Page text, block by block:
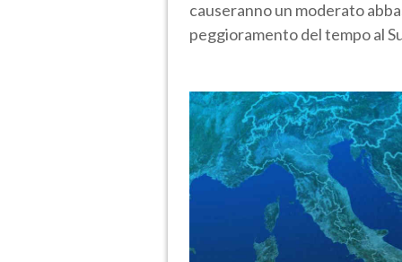
causeranno un moderato
peggioramento del tempo al